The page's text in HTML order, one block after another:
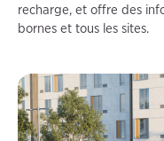
recharge, et offre des
bornes et tous les sites.